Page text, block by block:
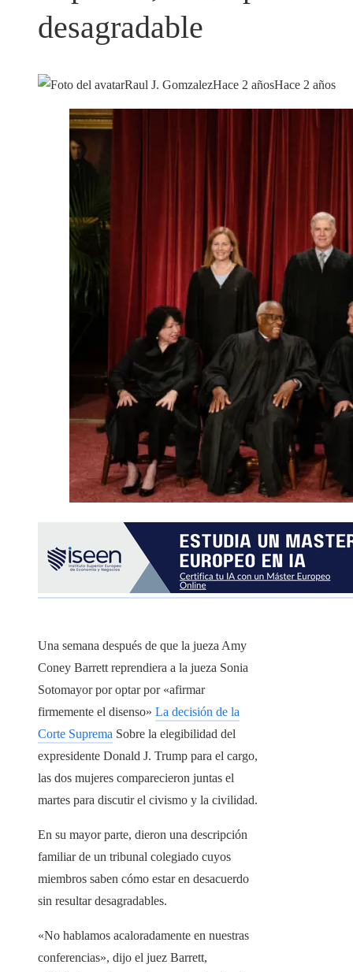
desagradable
Raul J. GomzalezHace 2 añosHace 2 años
Una semana después de que la jueza Amy
Coney Barrett reprendiera a la jueza Sonia
Sotomayor por optar por «afirmar
firmemente el disenso» La decisión de la
Corte Suprema Sobre la elegibilidad del
expresidente Donald J. Trump para el cargo,
las dos mujeres comparecieron juntas el
martes para discutir el civismo y la civilidad.
En su mayor parte, dieron una descripción
familiar de un tribunal colegiado cuyos
miembros saben cómo estar en desacuerdo
sin resultar desagradables.
«No hablamos acaloradamente en nuestras
conferencias», dijo el juez Barrett,